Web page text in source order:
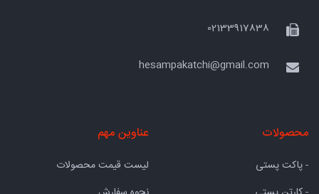
02133917838
hesampakatchi@gmail.com
محصولات
- پاکت پستی
عناوین مهم
لیست قیمت محصولات